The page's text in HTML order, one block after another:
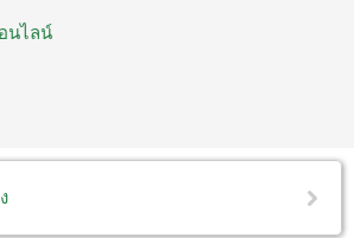
นไลน์